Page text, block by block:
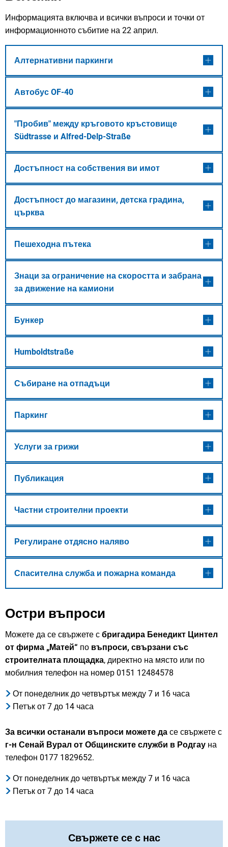
Информацията включва и всички въпроси и точки от
информационното събитие на 22 април.
Алтернативни паркинги
Автобус OF-40
"Пробив" между кръговото кръстовище
Südtrasse и Alfred-Delp-Straße
Достъпност на собствения ви имот
Достъпност до магазини, детска градина,
църква
Пешеходна пътека
Знаци за ограничение на скоростта и забрана
за движение на камиони
Бункер
Humboldtstraße
Събиране на отпадъци
Паркинг
Услуги за грижи
Публикация
Частни строителни проекти
Регулиране отдясно наляво
Спасителна служба и пожарна команда
Остри въпроси
Можете да се свържете с бригадира Бенедикт Цинтел
от фирма „Матей“ по въпроси, свързани със
строителната площадка, директно на място или по
мобилния телефон на номер 0151 12484578
От понеделник до четвъртък между 7 и 16 часа
Петък от 7 до 14 часа
За всички останали въпроси можете да се свържете с
г-н Сенай Вурал от Общинските служби в Родгау на
телефон 0177 1829652.
От понеделник до четвъртък между 7 и 16 часа
Петък от 7 до 14 часа
Свържете се с нас